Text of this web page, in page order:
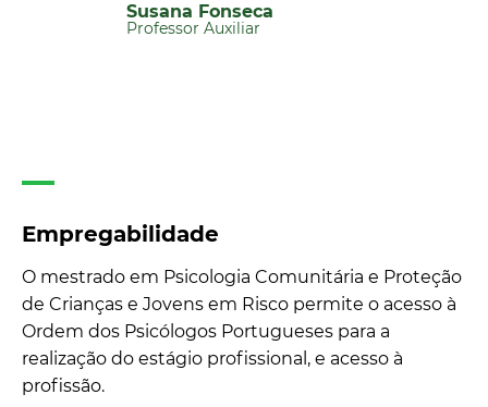
Susana Fonseca
Professor Auxiliar
Empregabilidade
O mestrado em Psicologia Comunitária e Proteção
de Crianças e Jovens em Risco permite o acesso à
Ordem dos Psicólogos Portugueses para a
realização do estágio profissional, e acesso à
profissão.